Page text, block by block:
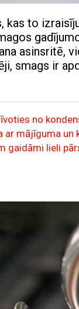
to
asinsritē,
smags ir
no
mājīguma un
gaidāmi lieli